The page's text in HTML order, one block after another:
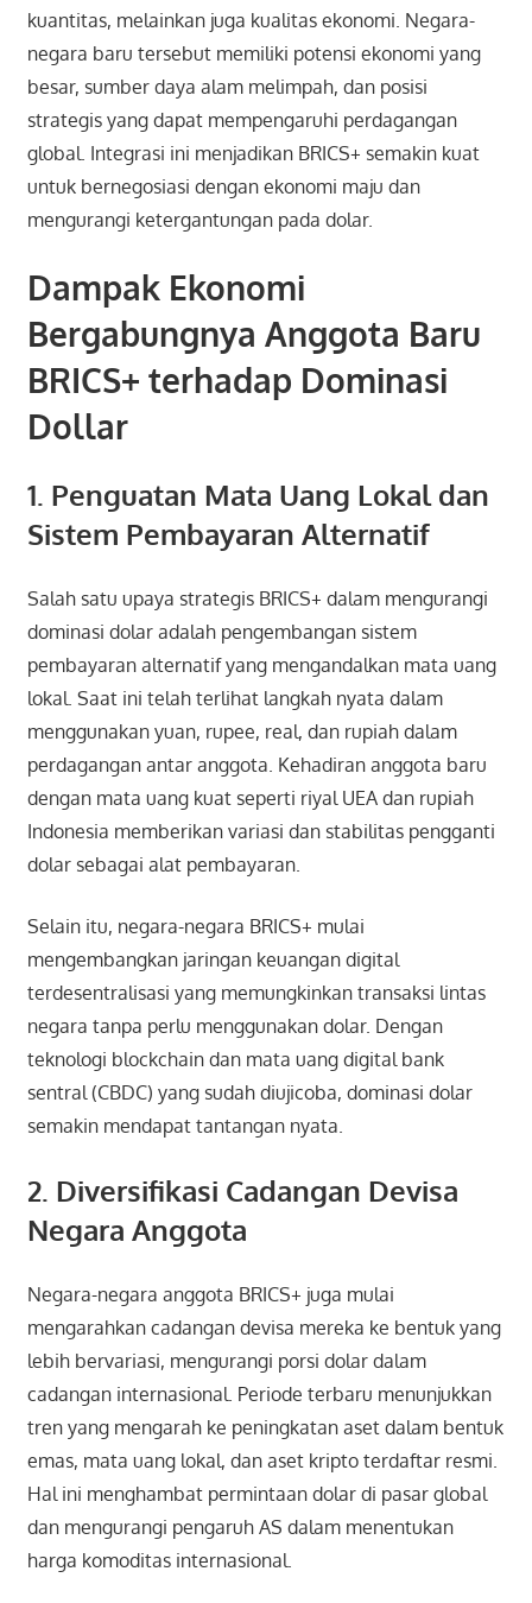
kuantitas, melainkan juga kualitas ekonomi. Negara-
negara baru tersebut memiliki potensi ekonomi yang
besar, sumber daya alam melimpah, dan posisi
strategis yang dapat mempengaruhi perdagangan
global. Integrasi ini menjadikan BRICS+ semakin kuat
untuk bernegosiasi dengan ekonomi maju dan
mengurangi ketergantungan pada dolar.
Dampak Ekonomi
Bergabungnya Anggota Baru
BRICS+ terhadap Dominasi
Dollar
1. Penguatan Mata Uang Lokal dan
Sistem Pembayaran Alternatif
Salah satu upaya strategis BRICS+ dalam mengurangi
dominasi dolar adalah pengembangan sistem
pembayaran alternatif yang mengandalkan mata uang
lokal. Saat ini telah terlihat langkah nyata dalam
menggunakan yuan, rupee, real, dan rupiah dalam
perdagangan antar anggota. Kehadiran anggota baru
dengan mata uang kuat seperti riyal UEA dan rupiah
Indonesia memberikan variasi dan stabilitas pengganti
dolar sebagai alat pembayaran.
Selain itu, negara-negara BRICS+ mulai
mengembangkan jaringan keuangan digital
terdesentralisasi yang memungkinkan transaksi lintas
negara tanpa perlu menggunakan dolar. Dengan
teknologi blockchain dan mata uang digital bank
sentral (CBDC) yang sudah diujicoba, dominasi dolar
semakin mendapat tantangan nyata.
2. Diversifikasi Cadangan Devisa
Negara Anggota
Negara-negara anggota BRICS+ juga mulai
mengarahkan cadangan devisa mereka ke bentuk yang
lebih bervariasi, mengurangi porsi dolar dalam
cadangan internasional. Periode terbaru menunjukkan
tren yang mengarah ke peningkatan aset dalam bentuk
emas, mata uang lokal, dan aset kripto terdaftar resmi.
Hal ini menghambat permintaan dolar di pasar global
dan mengurangi pengaruh AS dalam menentukan
harga komoditas internasional.